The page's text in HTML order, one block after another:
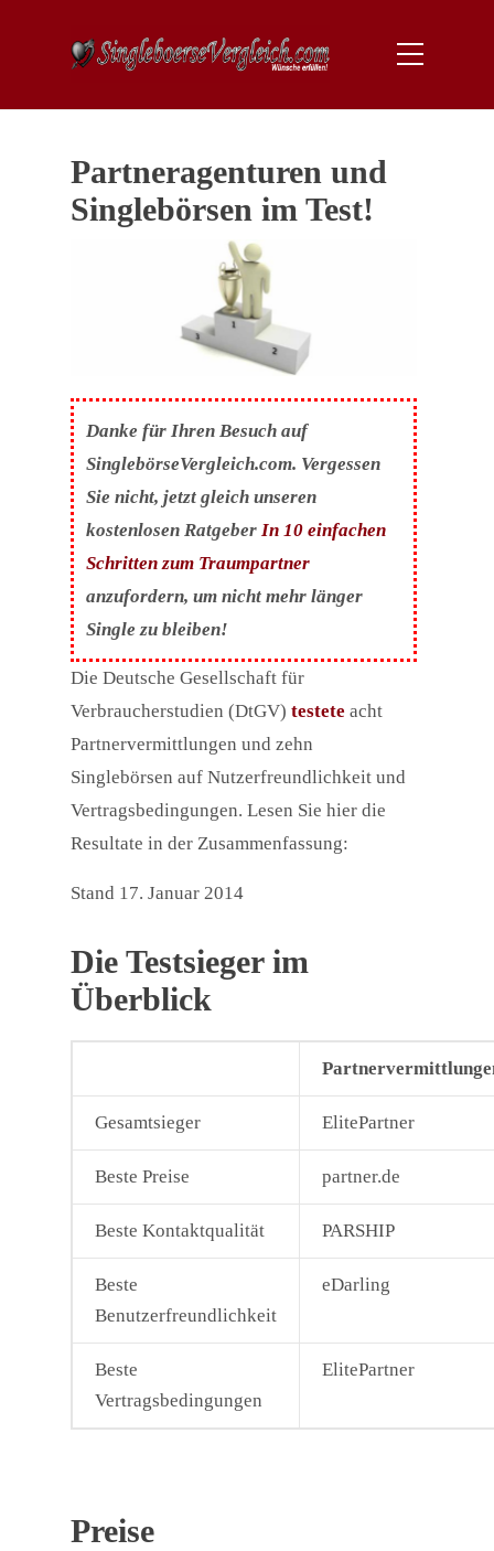
Partneragenturen und
Singlebörsen im Test!
Danke für Ihren Besuch auf
SinglebörseVergleich.com. Vergessen
Sie nicht, jetzt gleich unseren
kostenlosen Ratgeber In 10 einfachen
Schritten zum Traumpartner
anzufordern, um nicht mehr länger
Single zu bleiben!
Die Deutsche Gesellschaft für
Verbraucherstudien (DtGV) testete acht
Partnervermittlungen und zehn
Singlebörsen auf Nutzerfreundlichkeit und
Vertragsbedingungen. Lesen Sie hier die
Resultate in der Zusammenfassung:
Stand 17. Januar 2014
Die Testsieger im
Überblick
Gesamtsieger ElitePartner
Beste Preise partner.de
Beste Kontaktqualität PARSHIP
Beste
Benutzerfreundlichkeit
eDarling
Beste
Vertragsbedingungen
ElitePartner
Preise